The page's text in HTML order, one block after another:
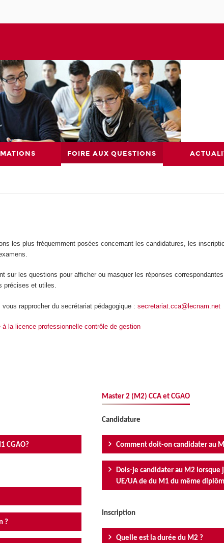
FOIRE AUX QUESTIONS
les plus fréquemment posées concernant les candidatures, les
sur les questions pour afficher ou masquer les réponses
précises et utiles.
rapprocher du secrétariat pédagogique :secretariat.cca@lecnam.net
la licence professionnelle contrôle de gestion
CGAO?
?
Master 2 (M2) CCA et CGAO
Candidature
Comment doit-on candidater au
Dois-je candidater au M2 lorsque
UE/UA de du M1 du même
Inscription
Quelle est la durée du M2 ?